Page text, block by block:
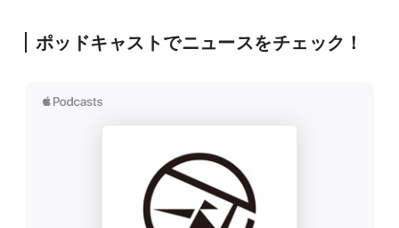
ポッドキャストでニュースをチェック！